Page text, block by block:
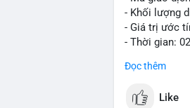
- Khối lượng
- Giá trị ước
- Thời gian:
Khối lượng
động này
Đọc thêm
Like